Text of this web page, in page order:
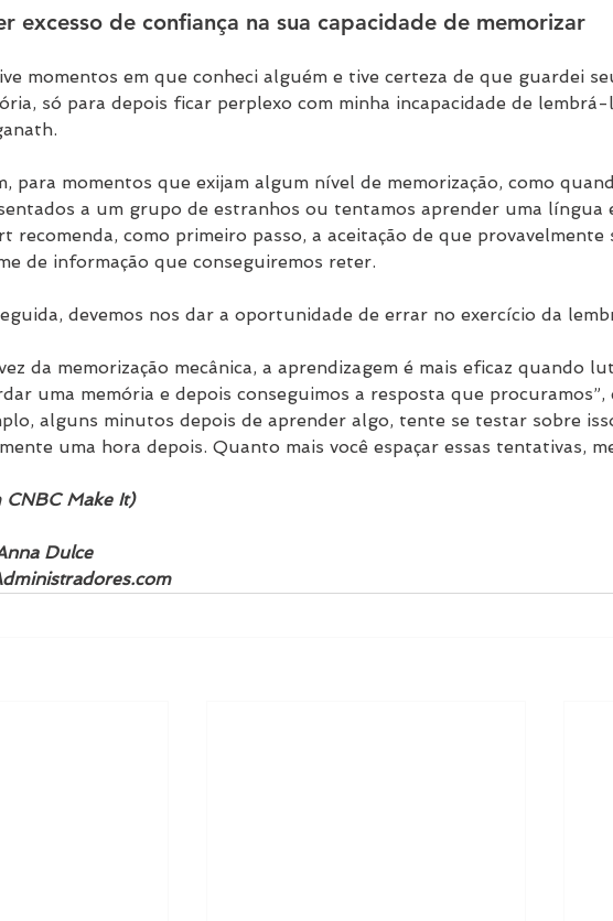
excesso de confiança na sua capacidade de memorizar
momentos em que conheci alguém e tive certeza de que guardei
só para depois ficar perplexo com minha incapacidade de lembrá-
para momentos que exijam algum nível de memorização, como
a um grupo de estranhos ou tentamos aprender uma língua
recomenda, como primeiro passo, a aceitação de que provavelmente
de informação que conseguiremos reter.
devemos nos dar a oportunidade de errar no exercício da
da memorização mecânica, a aprendizagem é mais eficaz quando
uma memória e depois conseguimos a resposta que procuramos”,
alguns minutos depois de aprender algo, tente se testar sobre
uma hora depois. Quanto mais você espaçar essas tentativas,
CNBC Make It)
Dulce